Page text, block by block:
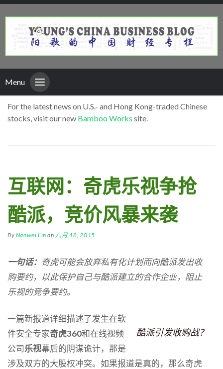
Menu
For the latest news on U.S.- and Hong Kong-traded Chinese
stocks, visit our new Bamboo Works site.
互联网：奇虎乐视争抢
酷派，竞价风暴来袭
By Nanwei Lin on 八月 18, 2015
一句话： 奇虎可能会放弃私有化计划而向酷派发出收
购要约，以此保护自己与酷派建立的合作企业，阻止
乐视的竞争要约。
酷派引发收购战？
一篇新报道详细描述了发生在软
件安全专家奇虎360和在线视频
公司乐视幕后的阴谋诡计，那是
涉及双方的大股权冲突。如果报道是真的，那么奇虎